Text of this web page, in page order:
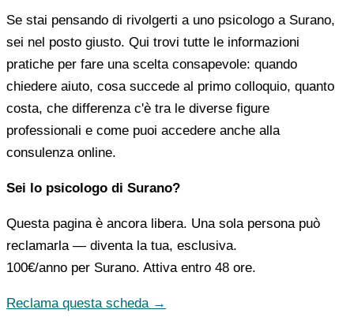
Se stai pensando di rivolgerti a uno psicologo a Surano,
sei nel posto giusto. Qui trovi tutte le informazioni
pratiche per fare una scelta consapevole: quando
chiedere aiuto, cosa succede al primo colloquio, quanto
costa, che differenza c'è tra le diverse figure
professionali e come puoi accedere anche alla
consulenza online.
Sei lo psicologo di Surano?
Questa pagina è ancora libera. Una sola persona può
reclamarla — diventa la tua, esclusiva.
100€/anno per Surano. Attiva entro 48 ore.
Reclama questa scheda →